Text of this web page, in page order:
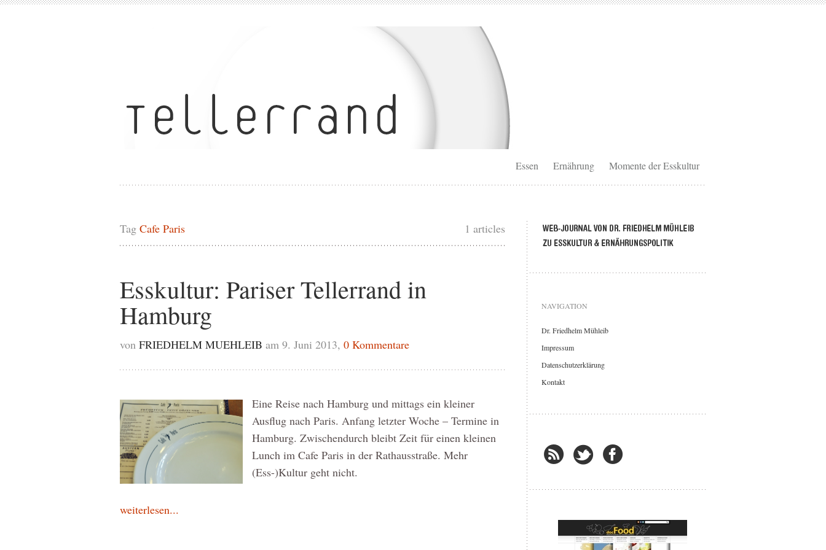
Essen Ernährung Momente der Esskultur
1 articles
Tag Cafe Paris
Esskultur: Pariser Tellerrand in
Hamburg
von FRIEDHELM MUEHLEIB am 9. Juni 2013, 0 Kommentare
Eine Reise nach Hamburg und mittags ein kleiner
Ausflug nach Paris. Anfang letzter Woche – Termine in
Hamburg. Zwischendurch bleibt Zeit für einen kleinen
Lunch im Cafe Paris in der Rathausstraße. Mehr
(Ess-)Kultur geht nicht.
weiterlesen...
NAVIGATION
Dr. Friedhelm Mühleib
Impressum
Datenschutzerklärung
Kontakt